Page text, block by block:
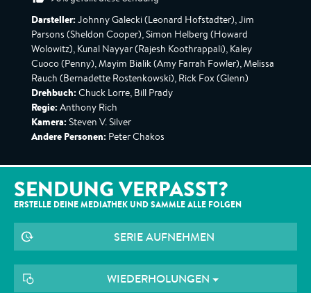
Darsteller: Johnny Galecki (Leonard Hofstadter), Jim
Parsons (Sheldon Cooper), Simon Helberg (Howard
Wolowitz), Kunal Nayyar (Rajesh Koothrappali), Kaley
Cuoco (Penny), Mayim Bialik (Amy Farrah Fowler), Melissa
Rauch (Bernadette Rostenkowski), Rick Fox (Glenn)
Drehbuch: Chuck Lorre, Bill Prady
Regie: Anthony Rich
Kamera: Steven V. Silver
Andere Personen: Peter Chakos
SENDUNG VERPASST?
ERSTELLE DEINE MEDIATHEK UND SAMMLE ALLE FOLGEN
SERIE AUFNEHMEN
WIEDERHOLUNGEN